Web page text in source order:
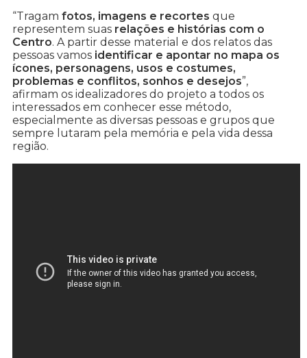
“Tragam fotos, imagens e recortes que
representem suas relações e histórias com o
Centro. A partir desse material e dos relatos das
pessoas vamos identificar e apontar no mapa os
ícones, personagens, usos e costumes,
problemas e conflitos, sonhos e desejos”,
afirmam os idealizadores do projeto a todos os
interessados em conhecer esse método,
especialmente as diversas pessoas e grupos que
sempre lutaram pela memória e pela vida dessa
região.